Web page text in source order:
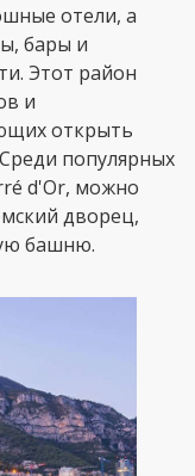
отели, а
бары и
Этот район
и
открыть
популярных
d'Or, можно
дворец,
башню.